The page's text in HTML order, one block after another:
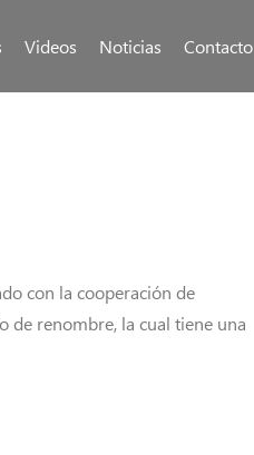
Videos Noticias Contacto
con la cooperación de
de renombre, la cual tiene una